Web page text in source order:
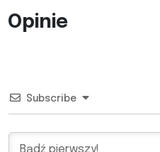
Opinie
Subscribe